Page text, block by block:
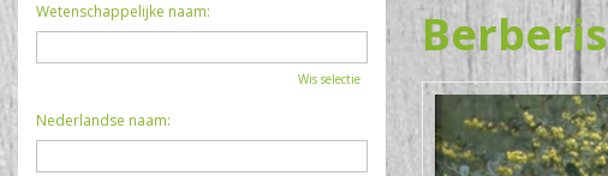
Berberis
Wetenschappelijke naam:
Wis selectie
Nederlandse naam: